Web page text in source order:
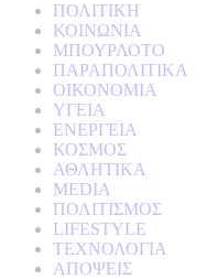
ΠΟΛΙΤΙΚΗ
ΚΟΙΝΩΝΙΑ
ΜΠΟΥΡΛΟΤΟ
ΠΑΡΑΠΟΛΙΤΙΚΑ
ΟΙΚΟΝΟΜΙΑ
ΥΓΕΙΑ
ΕΝΕΡΓΕΙΑ
ΚΟΣΜΟΣ
ΑΘΛΗΤΙΚΑ
MEDIA
ΠΟΛΙΤΙΣΜΟΣ
LIFESTYLE
ΤΕΧΝΟΛΟΓΙΑ
ΑΠΟΨΕΙΣ